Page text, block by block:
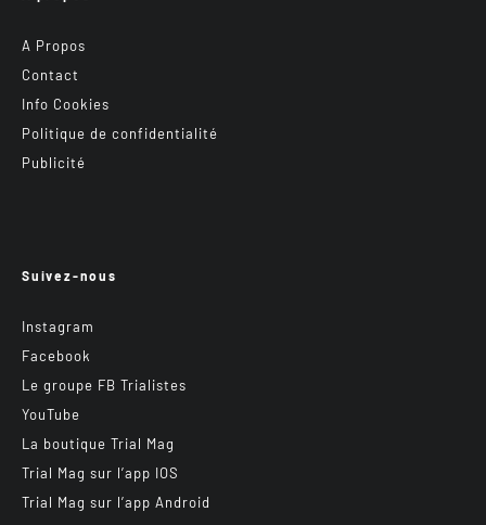
A Propos
Contact
Info Cookies
Politique de confidentialité
Publicité
Suivez-nous
Instagram
Facebook
Le groupe FB Trialistes
YouTube
La boutique Trial Mag
Trial Mag sur l’app IOS
Trial Mag sur l’app Android